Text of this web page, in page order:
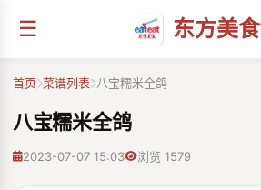
☰ 东方美食
首页 菜谱列表 ⼋宝糯⽶全鸽
⼋宝糯⽶全鸽
2023-07-07 15:03 浏览 1579